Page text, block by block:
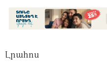
Լրահոս